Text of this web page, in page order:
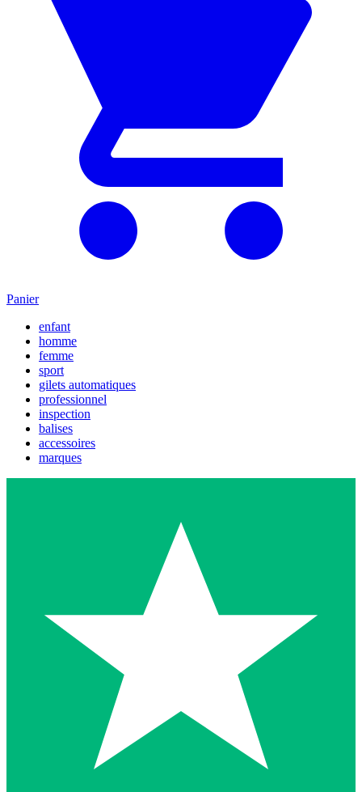
Panier
enfant
homme
femme
sport
gilets automatiques
professionnel
inspection
balises
accessoires
marques